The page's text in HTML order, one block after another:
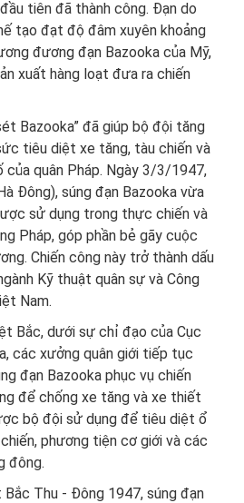
tiên đã thành công. Đạn do
tạo đạt độ đâm xuyên khoảng
đương đạn Bazooka của Mỹ,
xuất hàng loạt đưa ra chiến
Bazooka” đã giúp bộ đội tăng
tiêu diệt xe tăng, tàu chiến và
của quân Pháp. Ngày 3/3/1947,
Đông), súng đạn Bazooka vừa
sử dụng trong thực chiến và
Pháp, góp phần bẻ gãy cuộc
Chiến công này trở thành dấu
Kỹ thuật quân sự và Công
Nam.
Bắc, dưới sự chỉ đạo của Cục
các xưởng quân giới tiếp tục
đạn Bazooka phục vụ chiến
để chống xe tăng và xe thiết
bộ đội sử dụng để tiêu diệt ổ
phương tiện cơ giới và các
đông.
Bắc Thu - Đông 1947, súng đạn